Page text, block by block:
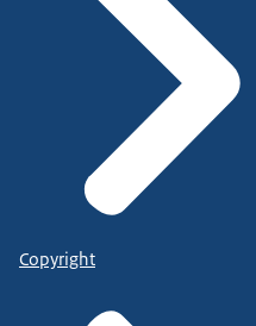
Copyright